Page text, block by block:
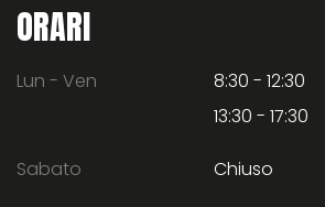
ORARI
Lun - Ven
8:30 - 12:30
13:30 - 17:30
Sabato Chiuso